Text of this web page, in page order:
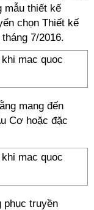
mẫu thiết kế
chọn Thiết kế
7/2016.
mang đến
Cơ hoặc đặc
phục truyền